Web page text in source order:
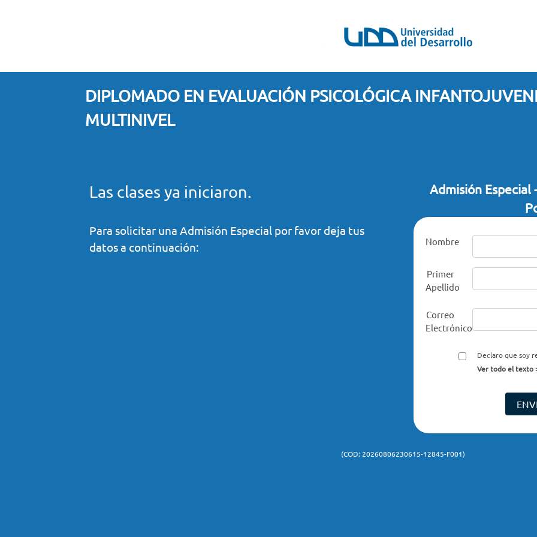
DIPLOMADO EN EVALUACIÓN PSICOLÓGICA
MULTINIVEL
Las clases ya iniciaron.
Para solicitar una Admisión Especial por favor deja tus
datos a continuación:
Admisión
Nombre
Primer
Apellido
Correo
Electrónico
Declaro que soy
suministrados y
de extensión
Ver todo el texto
(COD: 20260806230615-12845-F001)